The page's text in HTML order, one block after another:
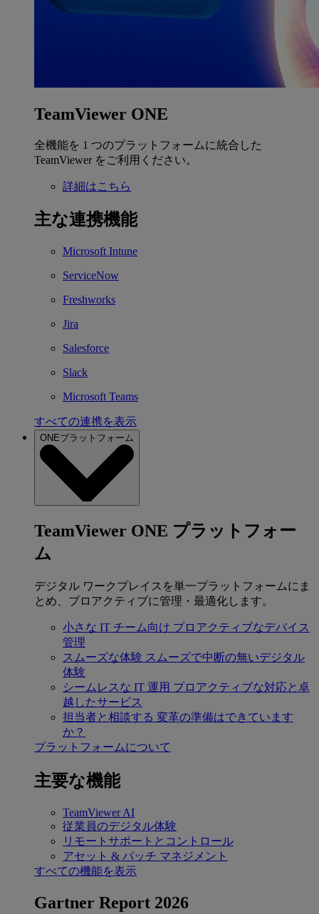
TeamViewer ONE
全機能を 1 つのプラットフォームに統合した
TeamViewer をご利用ください。
詳細はこちら
主な連携機能
Microsoft Intune
ServiceNow
Freshworks
Jira
Salesforce
Slack
Microsoft Teams
すべての連携を表示
ONEプラットフォーム
TeamViewer ONE プラットフォー
ム
デジタル ワークプレイスを単一プラットフォームにま
とめ、プロアクティブに管理・最適化します。
小さな IT チーム向け プロアクティブなデバイス
管理
スムーズな体験 スムーズで中断の無いデジタル
体験
シームレスな IT 運用 プロアクティブな対応と卓
越したサービス
担当者と相談する 変革の準備はできています
か？
プラットフォームについて
主要な機能
TeamViewer AI
従業員のデジタル体験
リモートサポートとコントロール
アセット & パッチ マネジメント
すべての機能を表示
Gartner Report 2026